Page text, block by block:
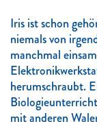
Iris ist schon
niemals von
manchmal
herumschraubt.
mit anderen